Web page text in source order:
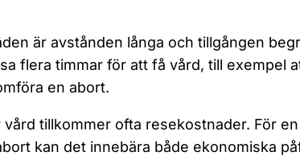
är avstånden långa och tillgången
flera timmar för att få vård, till exempel
en abort.
tillkommer ofta resekostnader. För
kan det innebära både ekonomiska